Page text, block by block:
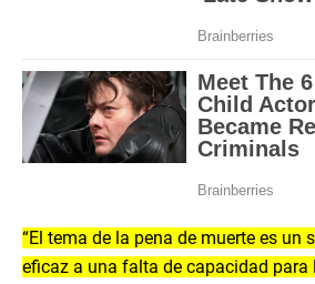
“El tema de la pena de muerte es un
eficaz a una falta de capacidad para